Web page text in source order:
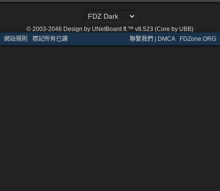
© 2003-2046 Design by UNetBoard ft.™ v8.523 (Core by UBB)
網站規則 · 標記所有已讀 聯繫我們 | DMCA· FDZone.ORG